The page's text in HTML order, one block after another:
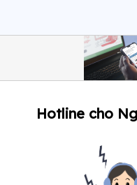
Hotline cho